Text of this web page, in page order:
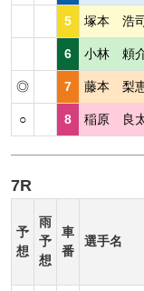
5 塚本 浩司
6 小林 頼
◎ 7 藤本 梨
○ 8 稲原 良
7R
予
想
雨
予
想
車
番
選手名